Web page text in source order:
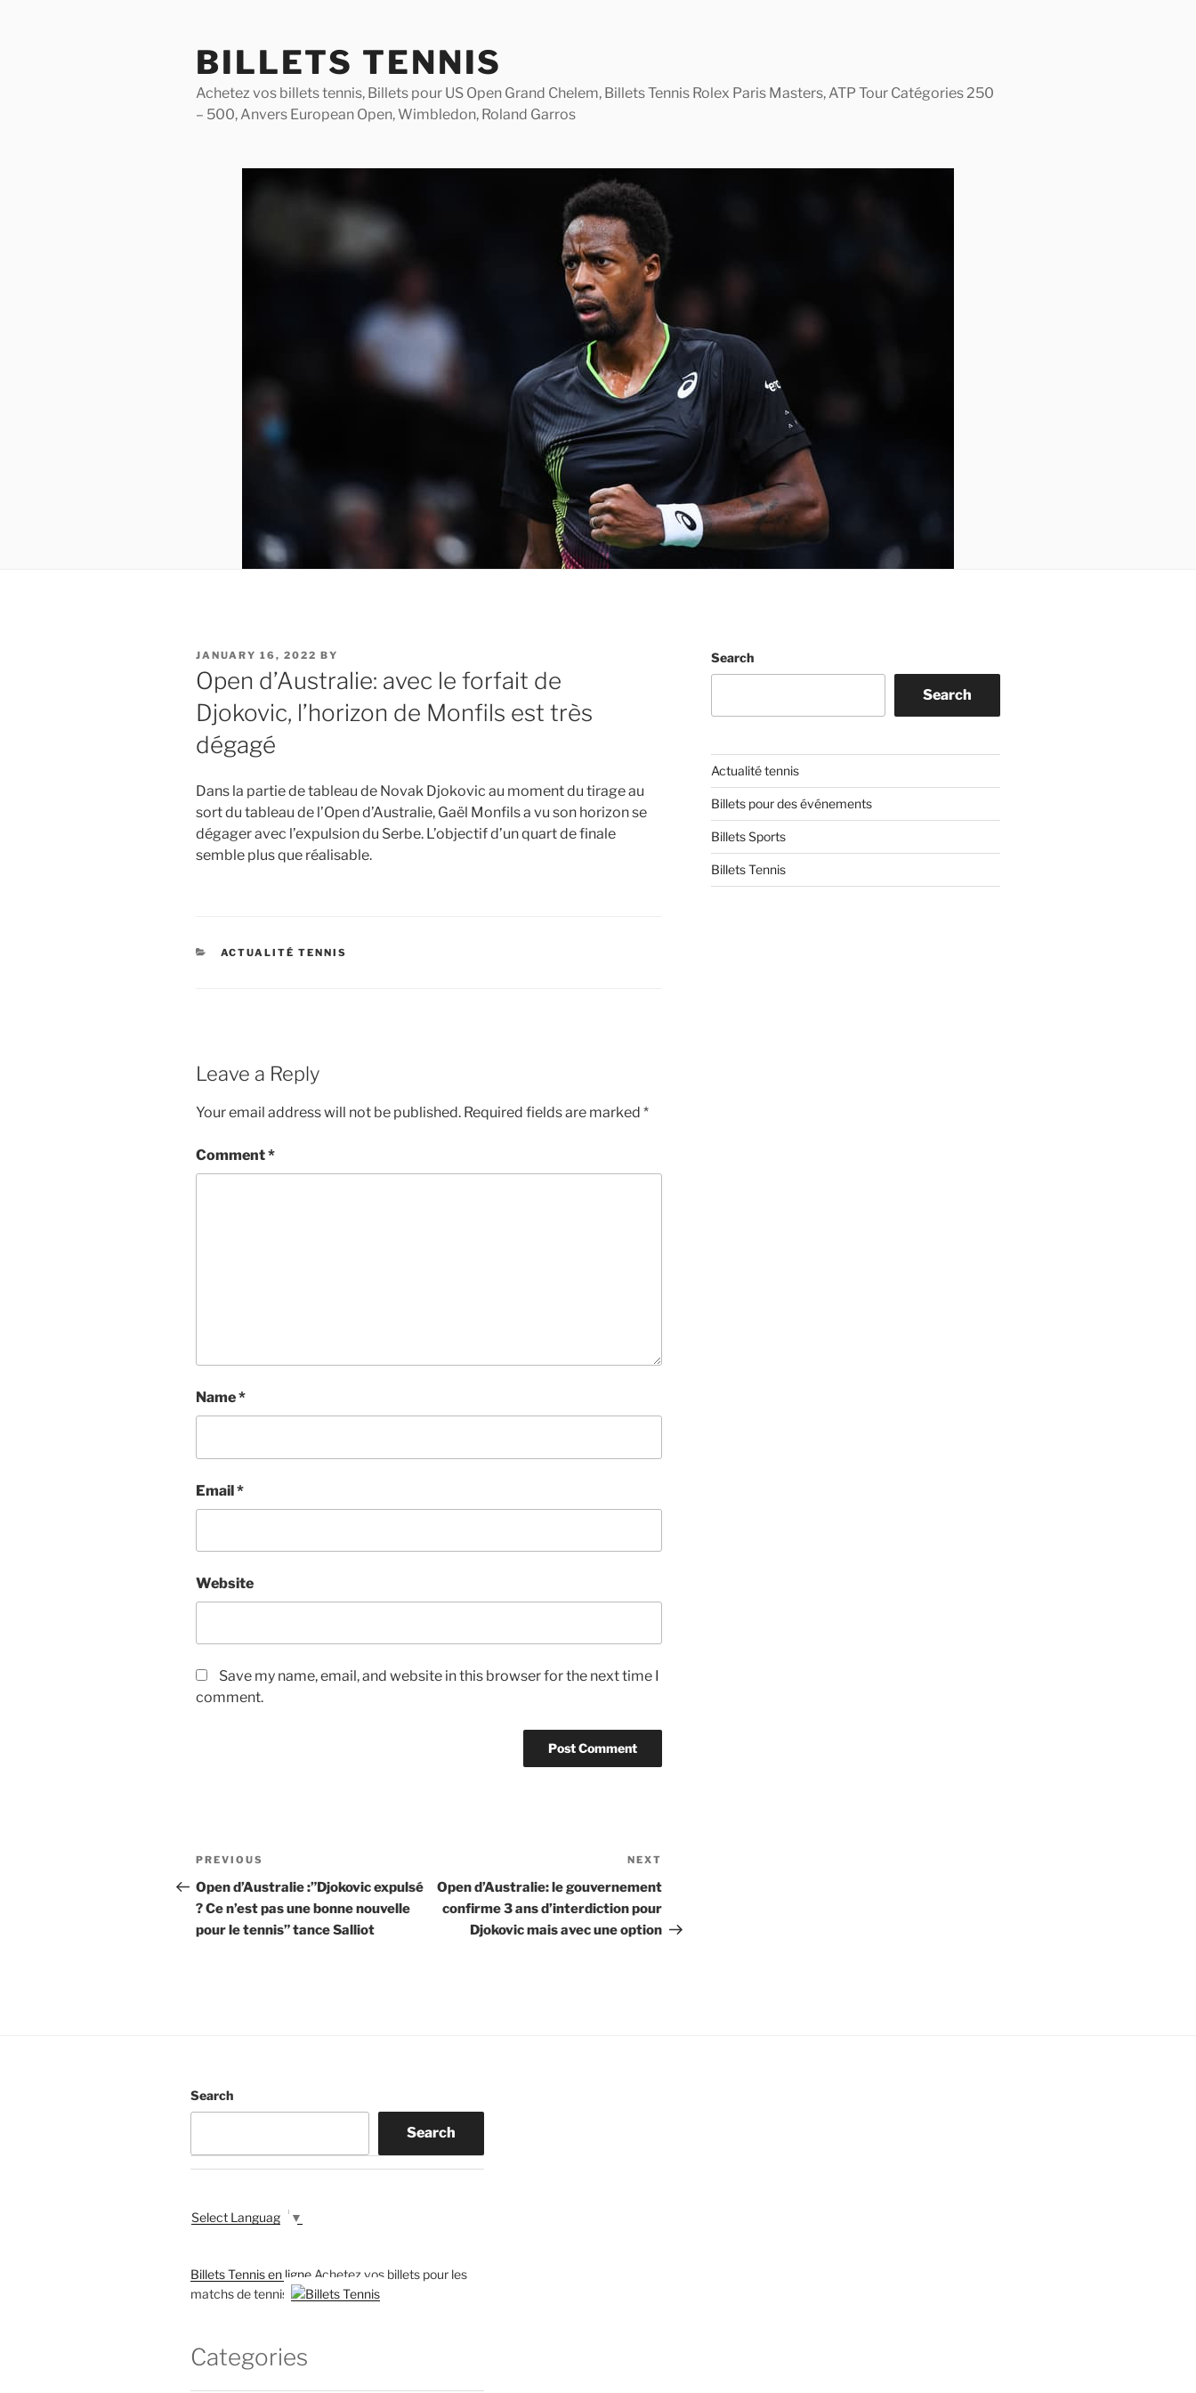
BILLETS TENNIS
Achetez vos billets tennis, Billets pour US Open Grand Chelem, Billets Tennis Rolex Paris Masters, ATP Tour Catégories 250
– 500, Anvers European Open, Wimbledon, Roland Garros
POSTED
ON
JANUARY 16, 2022 BY
Open d’Australie: avec le forfait de
Djokovic, l’horizon de Monfils est très
dégagé
Dans la partie de tableau de Novak Djokovic au moment du tirage au
sort du tableau de l’Open d’Australie, Gaël Monfils a vu son horizon se
dégager avec l’expulsion du Serbe. L’objectif d’un quart de finale
semble plus que réalisable.
CATEGORIES
ACTUALITÉ TENNIS
Leave a Reply
Your email address will not be published. Required fields are marked *
Comment*
Name*
Email*
Website
Save my name, email, and website in this browser for the next time I
comment.
Post
navigation
Previous
Post
PREVIOUS
Open d’Australie :”Djokovic expulsé
? Ce n’est pas une bonne nouvelle
pour le tennis” tance Salliot
Post
NEXT
Open d’Australie: le gouvernement
confirme 3 ans d’interdiction pour
Djokovic mais avec une option
Search
Search
Actualité tennis
Billets pour des événements
Billets Sports
Billets Tennis
Search
Search
Select Language ▼
Billets Tennis en ligne Achetez vos billets pour les
matchs de tennis
Categories